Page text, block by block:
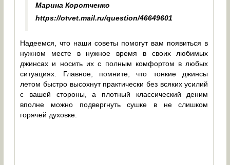
Марина Коротченко
https://otvet.mail.ru/question/46649601
Надеемся, что наши советы помогут вам появиться в
нужном месте в нужное время в своих любимых
джинсах и носить их с полным комфортом в любых
ситуациях. Главное, помните, что тонкие джинсы
летом быстро высохнут практически без всяких усилий
с вашей стороны, а плотный классический деним
вполне можно подвергнуть сушке в не слишком
горячей духовке.